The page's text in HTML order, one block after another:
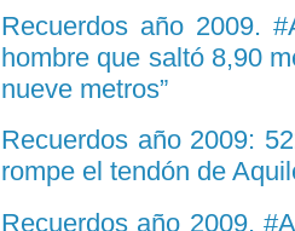
Recuerdos año 2009.
hombre que saltó 8,90
nueve metros”
Recuerdos año 2009:
rompe el tendón de
Recuerdos año 2009.